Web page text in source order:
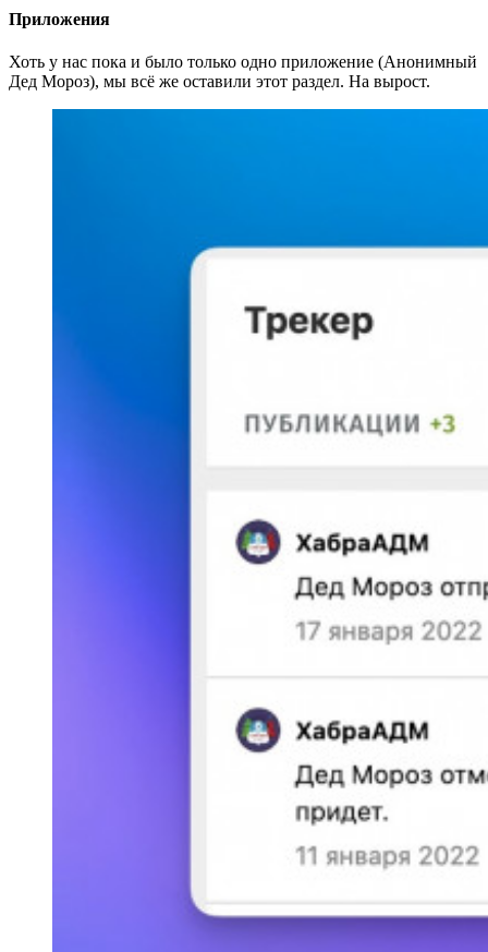
Приложения
Хоть у нас пока и было только одно приложение (Анонимный
Дед Мороз), мы всё же оставили этот раздел. На вырост.